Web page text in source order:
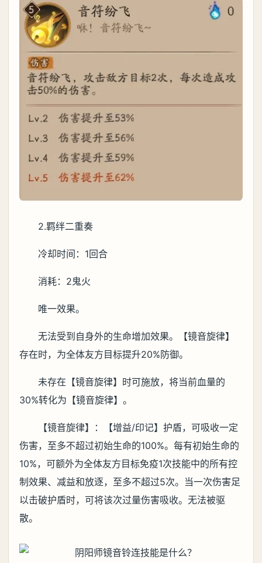
2.羁绊二重奏
冷却时间：1回合
消耗：2鬼火
唯一效果。
无法受到自身外的生命增加效果。【镜音旋律】
存在时，为全体友方目标提升20%防御。
未存在【镜音旋律】时可施放，将当前血量的
30%转化为【镜音旋律】。
【镜音旋律】：【增益/印记】护盾，可吸收一定
伤害，至多不超过初始生命的100%。每有初始生命的
10%，可额外为全体友方目标免疫1次技能中的所有控
制效果、减益和放逐，至多不超过5次。当一次伤害足
以击破护盾时，可将该次过量伤害吸收。无法被驱
散。